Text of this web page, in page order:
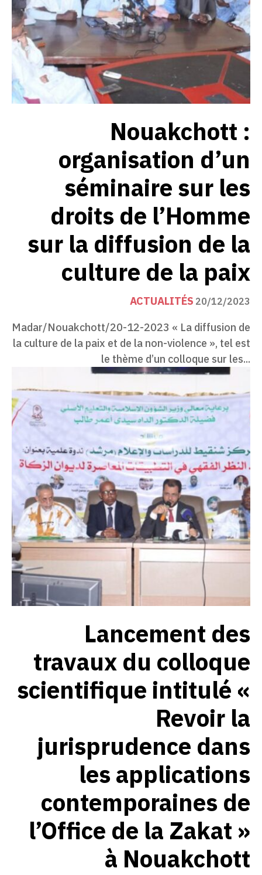
Nouakchott :
organisation d’un
séminaire sur les
droits de l’Homme
sur la diffusion de la
culture de la paix
ACTUALITÉS 20/12/2023
Madar/Nouakchott/20-12-2023 « La diffusion de
la culture de la paix et de la non-violence », tel est
le thème d’un colloque sur les...
Lancement des
travaux du colloque
scientifique intitulé «
Revoir la
jurisprudence dans
les applications
contemporaines de
l’Office de la Zakat »
à Nouakchott